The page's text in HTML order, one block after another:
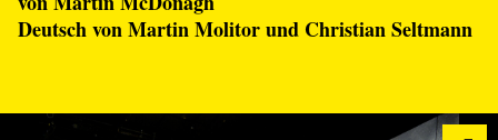
Deutsch von Martin Molitor und Christian Seltmann